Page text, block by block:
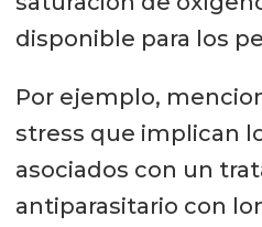
disponible para los
Por ejemplo,
stress que implican
asociados con un
antiparasitario con